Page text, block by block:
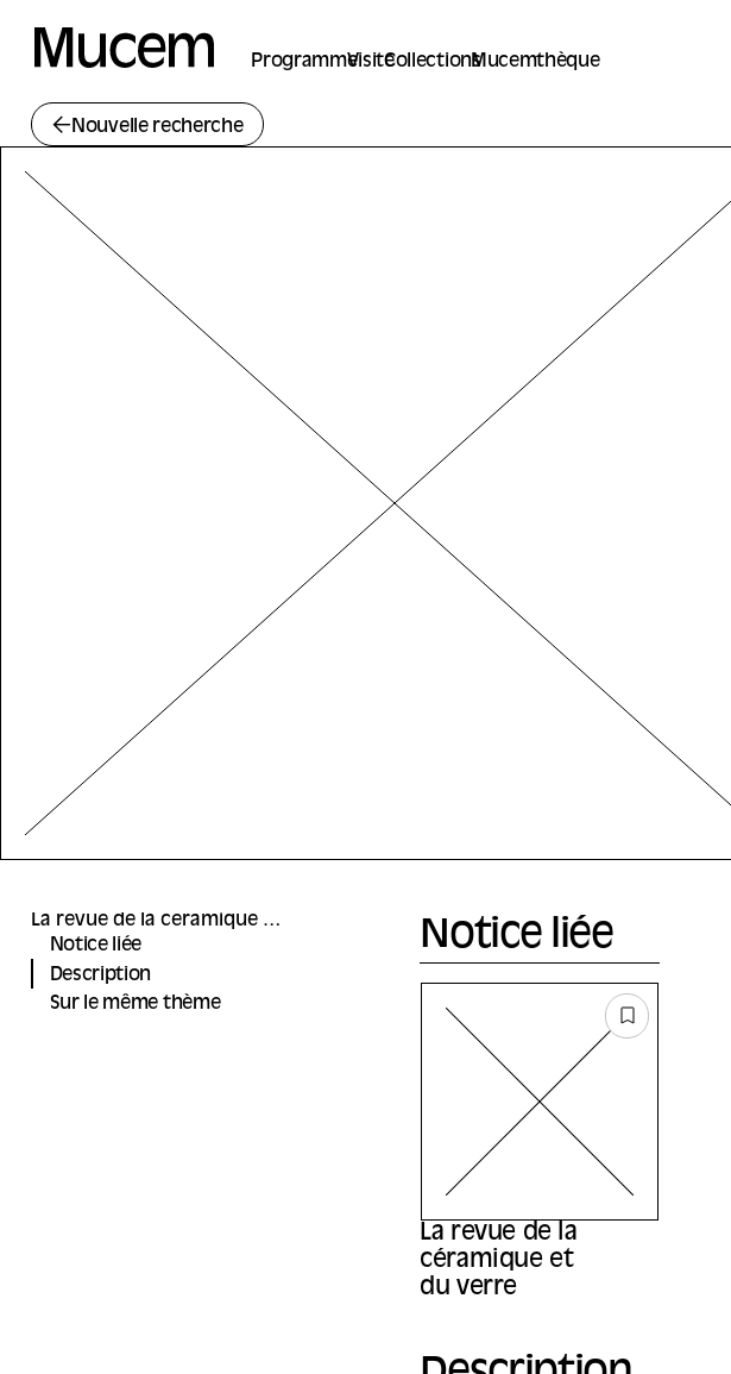
ProgrammeVisiteCollectionsMucemthèque
Nouvelle recherche
La revue de la céramique et du verre - 266 En Iwamura
Notice liée
Description
Sur le même thème
Notice liée
La revue de la
céramique et
du verre